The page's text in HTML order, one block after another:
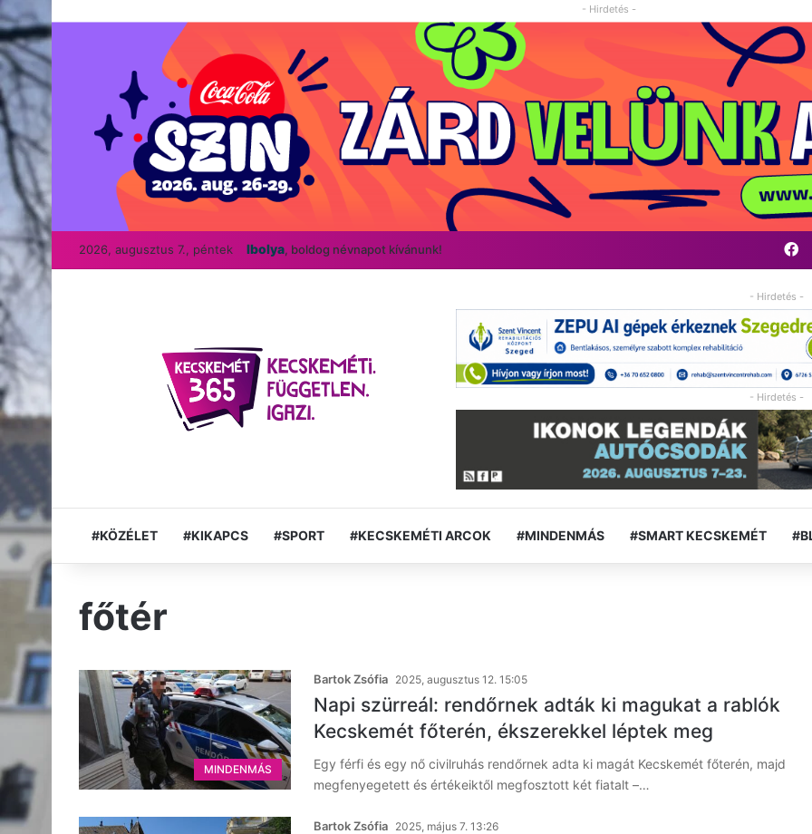
- Hirdetés -
2026, augusztus 7., péntek Ibolya, boldog névnapot kívánunk!
- Hirdetés -
- Hirdetés -
#KÖZÉLET #KIKAPCS #SPORT #KECSKEMÉTI ARCOK #MINDENMÁS #SMART KECSKEMÉT
főtér
MINDENMÁS
Bartok Zsófia 2025, augusztus 12. 15:05
Napi szürreál: rendőrnek adták ki magukat a rablók
Kecskemét főterén, ékszerekkel léptek meg
Egy férfi és egy nő civilruhás rendőrnek adta ki magát Kecskemét főterén, majd
megfenyegetett és értékeiktől megfosztott két fiatalt –…
Bartok Zsófia 2025, május 7. 13:26